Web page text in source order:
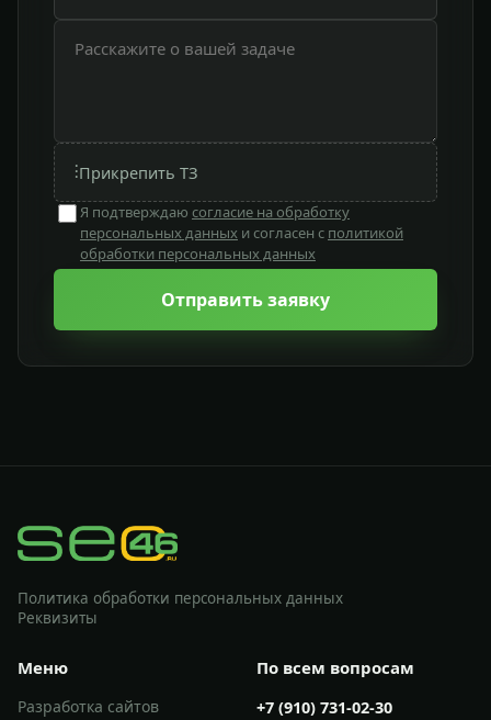
⫶Прикрепить ТЗ
Я подтверждаю согласие на обработку
персональных данных и согласен с политикой
обработки персональных данных
Отправить заявку
Политика обработки персональных данных
Реквизиты
Меню
Разработка сайтов
По всем вопросам
+7 (910) 731-02-30